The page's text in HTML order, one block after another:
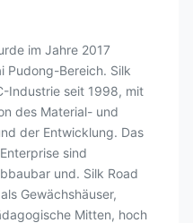
im Jahre 2017
Pudong-Bereich. Silk
Industrie seit 1998, mit
des Material- und
der Entwicklung. Das
sind
und. Silk Road
Gewächshäuser,
Mitten, hoch